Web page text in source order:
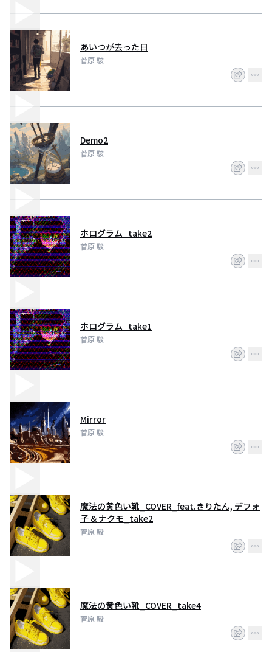
あいつが去った日
菅原 駿
Demo2
菅原 駿
ホログラム_take2
菅原 駿
ホログラム_take1
菅原 駿
Mirror
菅原 駿
魔法の黄色い靴_COVER_feat.きりたん, デフォ
子 & ナクモ_take2
菅原 駿
魔法の黄色い靴_COVER_take4
菅原 駿